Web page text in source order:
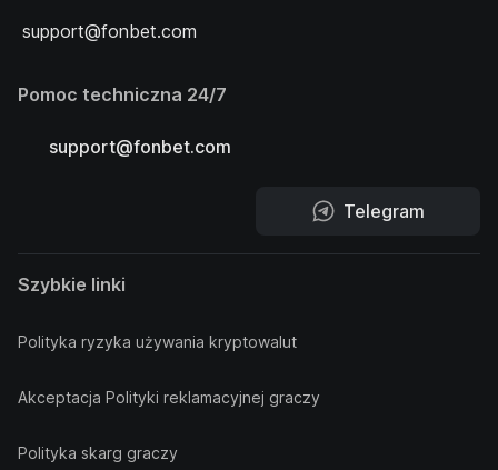
support@fonbet.com
Pomoc techniczna 24/7
support@fonbet.com
Telegram
Szybkie linki
Polityka ryzyka używania kryptowalut
Akceptacja Polityki reklamacyjnej graczy
Polityka skarg graczy